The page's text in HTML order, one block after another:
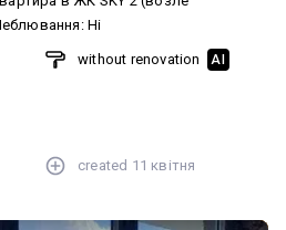
Меблювання: Ні
without renovation AI
created 11 квітня